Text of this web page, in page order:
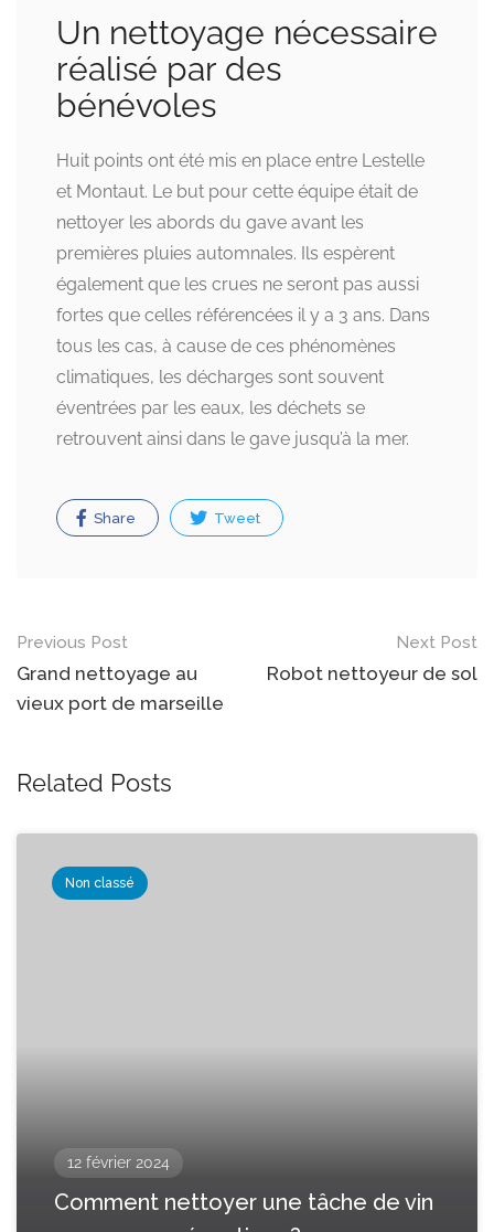
Un nettoyage nécessaire
réalisé par des
bénévoles
Huit points ont été mis en place entre Lestelle
et Montaut. Le but pour cette équipe était de
nettoyer les abords du gave avant les
premières pluies automnales. Ils espèrent
également que les crues ne seront pas aussi
fortes que celles référencées il y a 3 ans. Dans
tous les cas, à cause de ces phénomènes
climatiques, les décharges sont souvent
éventrées par les eaux, les déchets se
retrouvent ainsi dans le gave jusqu’à la mer.
Share Tweet
Post
navigation
Previous Post
Grand nettoyage au
vieux port de marseille
Next Post
Robot nettoyeur de sol
Related Posts
Non classé
12 février 2024
Comment nettoyer une tâche de vin